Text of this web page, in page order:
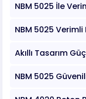
NBM 5025 İle
NBM 5025 Verimli
Akıllı Tasarım
NBM 5025